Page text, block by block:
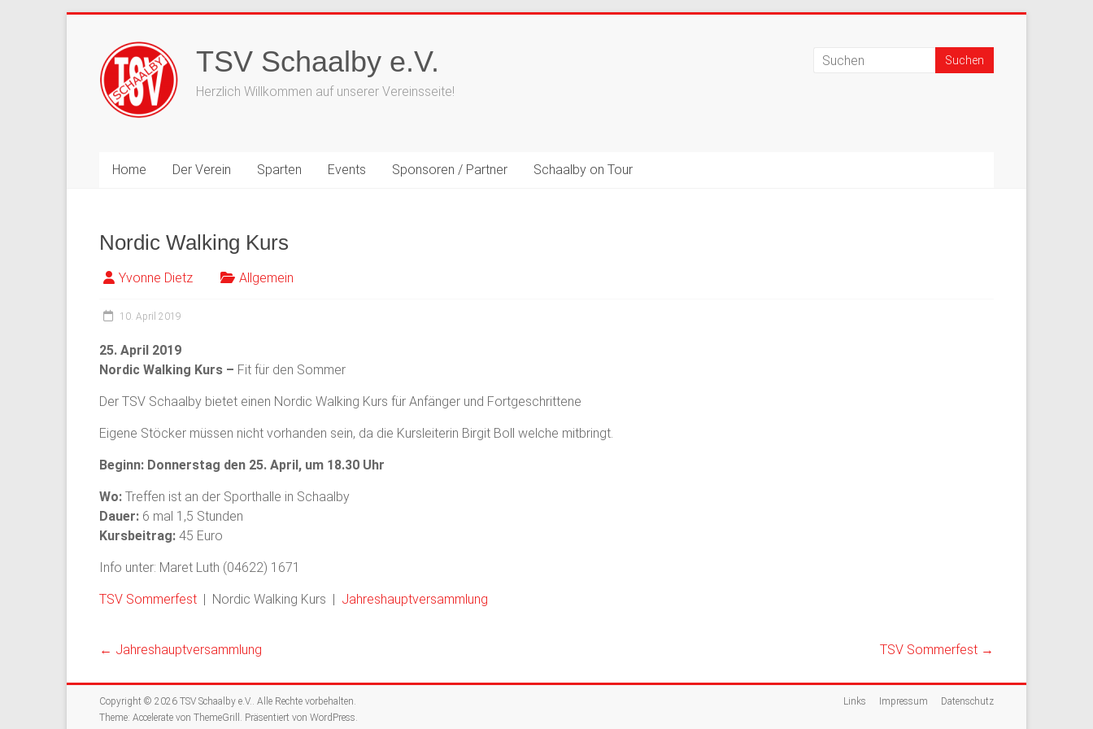
springen
TSV Schaalby e.V.
Herzlich Willkommen auf unserer Vereinsseite!
Home Der Verein Sparten Events Sponsoren / Partner Schaalby on Tour
Nordic Walking Kurs
Yvonne Dietz Allgemein
10. April 2019
25. April 2019
Nordic Walking Kurs – Fit für den Sommer
Der TSV Schaalby bietet einen Nordic Walking Kurs für Anfänger und Fortgeschrittene
Eigene Stöcker müssen nicht vorhanden sein, da die Kursleiterin Birgit Boll welche mitbringt.
Beginn: Donnerstag den 25. April, um 18.30 Uhr
Wo: Treffen ist an der Sporthalle in Schaalby
Dauer: 6 mal 1,5 Stunden
Kursbeitrag: 45 Euro
Info unter: Maret Luth (04622) 1671
TSV Sommerfest | Nordic Walking Kurs | Jahreshauptversammlung
← Jahreshauptversammlung TSV Sommerfest →
Copyright © 2026 TSV Schaalby e.V.. Alle Rechte vorbehalten.
Theme: Accelerate von ThemeGrill. Präsentiert von WordPress.
Links Impressum Datenschutz